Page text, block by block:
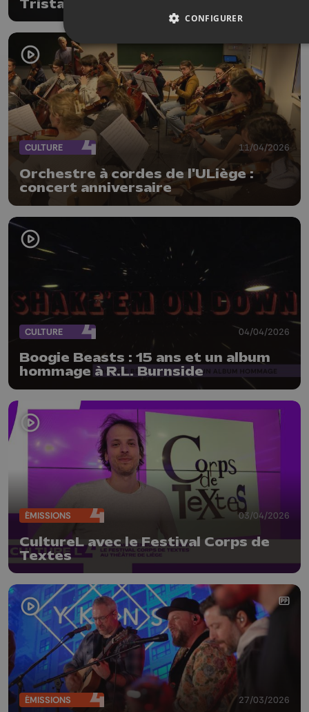
Tristan und Isolde
CULTURE 11/04/2026
Orchestre à cordes de l'ULiège :
concert anniversaire
CULTURE 04/04/2026
Boogie Beasts : 15 ans et un album
hommage à R.L. Burnside
ÉMISSIONS 03/04/2026
CultureL avec le Festival Corps de
Textes
ÉMISSIONS 27/03/2026
CONFIGURER